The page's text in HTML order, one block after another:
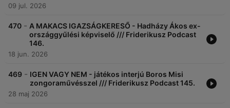
09 jul. 2026
470 - A MAKACS IGAZSÁGKERESŐ - Hadházy Ákos ex-
országgyűlési képviselő /// Friderikusz Podcast
146.
18 jun. 2026
469 - IGEN VAGY NEM - játékos interjú Boros Misi
zongoraművésszel /// Friderikusz Podcast 145.
28 maj 2026